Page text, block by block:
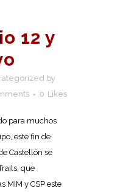
12 y
by
0 Likes
para muchos
este fin de
Castellón se
que
MIM y CSP este